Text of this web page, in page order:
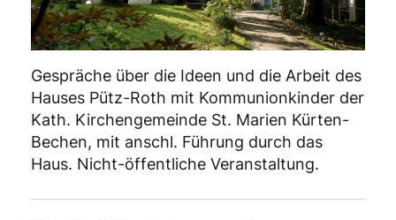
Gespräche über die Ideen und die Arbeit des
Hauses Pütz-Roth mit Kommunionkinder der
Kath. Kirchengemeinde St. Marien Kürten-
Bechen, mit anschl. Führung durch das
Haus. Nicht-öffentliche Veranstaltung.